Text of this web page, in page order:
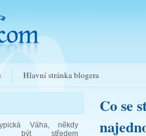
Hlavní stránka blogera
Váha, někdy
být středem
Co se